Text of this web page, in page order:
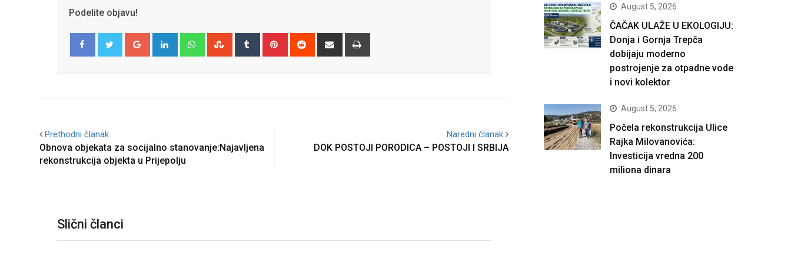
Podelite objavu!
Google+ LinkedIn WhatsappStumbleUpon
Tumblr Pinterest Reddit
Share
Prethodni članak
Obnova objekata za socijalno stanovanje:Najavljena
rekonstrukcija objekta u Prijepolju
Naredni članak
DOK POSTOJI PORODICA – POSTOJI I SRBIJA
Slični članci
August 5, 2026
ČAČAK ULAŽE U EKOLOGIJU:
Donja i Gornja Trepča
dobijaju moderno
postrojenje za otpadne vode
i novi kolektor
August 5, 2026
Počela rekonstrukcija Ulice
Rajka Milovanovića:
Investicija vredna 200
miliona dinara